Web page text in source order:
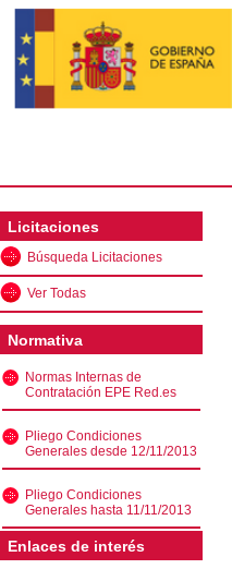
Licitaciones
Búsqueda Licitaciones
Ver Todas
Normativa
Normas Internas de
Contratación EPE Red.es
Pliego Condiciones
Generales desde 12/11/2013
Pliego Condiciones
Generales hasta 11/11/2013
Enlaces de interés